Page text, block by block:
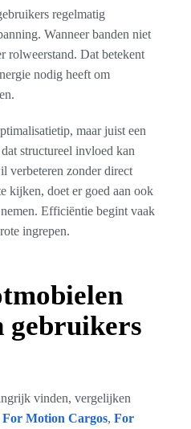
regelmatig
Wanneer banden niet
rolweerstand. Dat betekent
nodig heeft om
maar juist een
structureel invloed kan
verbeteren zonder direct
kijken, doet er goed aan ook
Efficiëntie begint vaak
ingrepen.
gebruikers
vinden, vergelijken
For Motion Cargos, For